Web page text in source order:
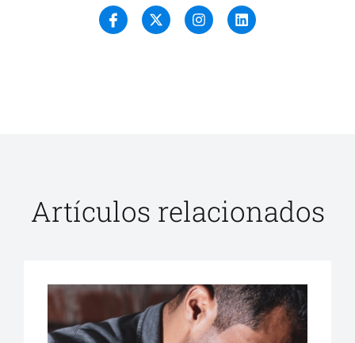
Artículos relacionados